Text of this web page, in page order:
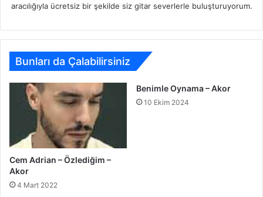
aracılığıyla ücretsiz bir şekilde siz gitar severlerle buluşturuyorum.
Bunları da Çalabilirsiniz
Cem Adrian – Özlediğim –
Akor
4 Mart 2022
Benimle Oynama – Akor
10 Ekim 2024